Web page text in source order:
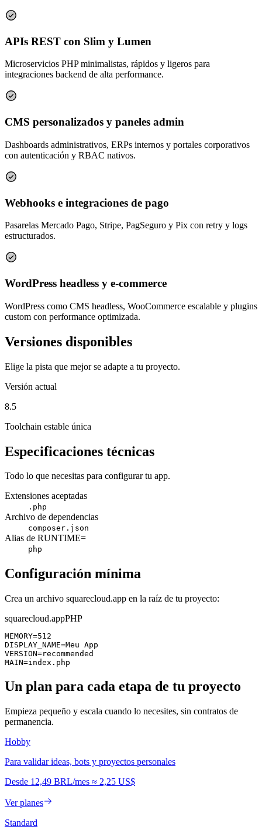
APIs REST con Slim y Lumen
Microservicios PHP minimalistas, rápidos y ligeros para
integraciones backend de alta performance.
CMS personalizados y paneles admin
Dashboards administrativos, ERPs internos y portales corporativos
con autenticación y RBAC nativos.
Webhooks e integraciones de pago
Pasarelas Mercado Pago, Stripe, PagSeguro y Pix con retry y logs
estructurados.
WordPress headless y e-commerce
WordPress como CMS headless, WooCommerce escalable y plugins
custom con performance optimizada.
Versiones disponibles
Elige la pista que mejor se adapte a tu proyecto.
Versión actual
8.5
Toolchain estable única
Especificaciones técnicas
Todo lo que necesitas para configurar tu app.
Extensiones aceptadas
.php
Archivo de dependencias
composer.json
Alias de RUNTIME=
php
Configuración mínima
Crea un archivo squarecloud.app en la raíz de tu proyecto:
squarecloud.appPHP
MEMORY=512
DISPLAY_NAME=Meu App
VERSION=recommended
MAIN=index.php
Un plan para cada etapa de tu proyecto
Empieza pequeño y escala cuando lo necesites, sin contratos de
permanencia.
Hobby
Para validar ideas, bots y proyectos personales
Desde 12,49 BRL/mes ≈ 2,25 US$
Ver planes
Standard